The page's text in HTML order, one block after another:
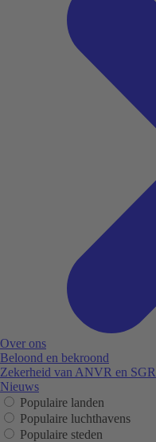
Over ons
Beloond en bekroond
Zekerheid van ANVR en SGR
Nieuws
Populaire landen
Populaire luchthavens
Populaire steden